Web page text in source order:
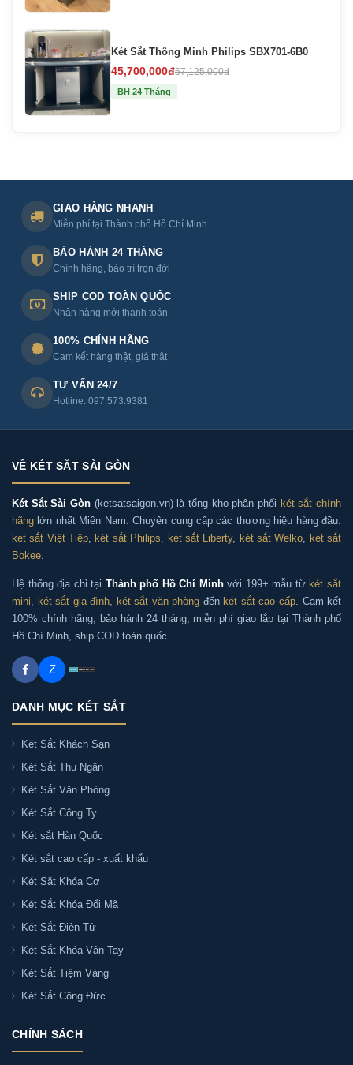
Két Sắt Thông Minh Philips SBX701-6B0
45,700,000đ57,125,000đ
BH 24 Tháng
GIAO HÀNG NHANH
Miễn phí tại Thành phố Hồ Chí Minh
BẢO HÀNH 24 THÁNG
Chính hãng, bảo trì trọn đời
SHIP COD TOÀN QUỐC
Nhận hàng mới thanh toán
100% CHÍNH HÃNG
Cam kết hàng thật, giá thật
TƯ VẤN 24/7
Hotline: 097.573.9381
VỀ KÉT SẮT SÀI GÒN
Két Sắt Sài Gòn (ketsatsaigon.vn) là tổng kho phân phối két sắt chính
hãng lớn nhất Miền Nam. Chuyên cung cấp các thương hiệu hàng đầu:
két sắt Việt Tiệp, két sắt Philips, két sắt Liberty, két sắt Welko, két sắt
Bokee.
Hệ thống địa chỉ tại Thành phố Hồ Chí Minhvới 199+ mẫu từ két sắt
mini, két sắt gia đình, két sắt văn phòng đến két sắt cao cấp. Cam kết
100% chính hãng, bảo hành 24 tháng, miễn phí giao lắp tại Thành phố
Hồ Chí Minh, ship COD toàn quốc.
Z
DANH MỤC KÉT SẮT
Két Sắt Khách Sạn
Két Sắt Thu Ngân
Két Sắt Văn Phòng
Két Sắt Công Ty
Két sắt Hàn Quốc
Két sắt cao cấp - xuất khẩu
Két Sắt Khóa Cơ
Két Sắt Khóa Đổi Mã
Két Sắt Điện Tử
Két Sắt Khóa Vân Tay
Két Sắt Tiệm Vàng
Két Sắt Công Đức
CHÍNH SÁCH